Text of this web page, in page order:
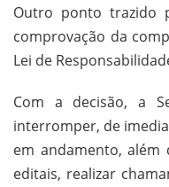
Outro ponto trazido
comprovação da
Lei de
Com a decisão, a
interromper, de
em andamento,
editais, realizar